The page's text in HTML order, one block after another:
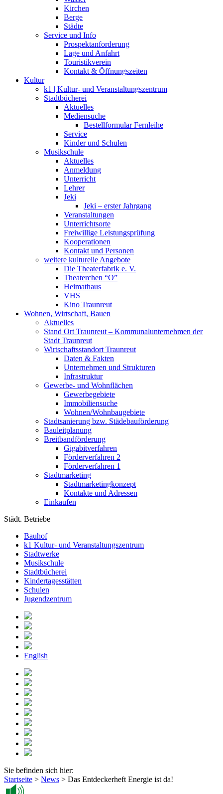
Kirchen
Berge
Städte
Service und Info
Prospektanforderung
Lage und Anfahrt
Touristikverein
Kontakt & Öffnungszeiten
Kultur
k1 | Kultur- und Veranstaltungszentrum
Stadtbücherei
Aktuelles
Mediensuche
Bestellformular Fernleihe
Service
Kinder und Schulen
Musikschule
Aktuelles
Anmeldung
Unterricht
Lehrer
Jeki
Jeki – erster Jahrgang
Veranstaltungen
Unterrichtsorte
Freiwillige Leistungsprüfung
Kooperationen
Kontakt und Personen
weitere kulturelle Angebote
Die Theaterfabrik e. V.
Theaterchen “O”
Heimathaus
VHS
Kino Traunreut
Wohnen, Wirtschaft, Bauen
Aktuelles
Stand Ort Traunreut – Kommunalunternehmen der
Stadt Traunreut
Wirtschaftsstandort Traunreut
Daten & Fakten
Unternehmen und Strukturen
Infrastruktur
Gewerbe- und Wohnflächen
Gewerbegebiete
Immobiliensuche
Wohnen/Wohnbaugebiete
Stadtsanierung bzw. Städebauförderung
Bauleitplanung
Breitbandförderung
Gigabitverfahren
Förderverfahren 2
Förderverfahren 1
Stadtmarketing
Stadtmarketingkonzept
Kontakte und Adressen
Einkaufen
Städt. Betriebe
Bauhof
k1 Kultur- und Veranstaltungszentrum
Stadtwerke
Musikschule
Stadtbücherei
Kindertagesstätten
Schulen
Jugendzentrum
English
Sie befinden sich hier:
Startseite > News > Das Entdeckerheft Energie ist da!